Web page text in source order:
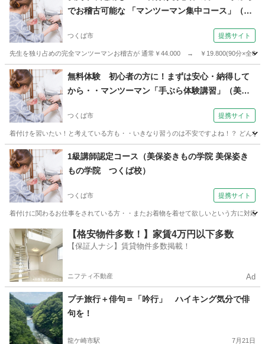
でお稽古可能な 「マンツーマン集中コース」（美
つくば市 提携サイト
先生を独り占めの完全マンツーマンお稽古が 通常￥44.000 → ￥19.800(90分×全8回)
茨城 つくば市 着付け
無料体験 初心者の方に！まずは安心・納得して
から・・マンツーマン「手ぶら体験講習」（美保
つくば市 提携サイト
着付けを習いたい！と考えている方も・・いきなり習うのは不安ですよね！？ どん
茨城 つくば市 着付け
1級講師認定コース（美保姿きもの学院 美保姿き
もの学院 つくば校）
つくば市 提携サイト
着付けに関わるお仕事をされている方・・またお着物を着せて欲しいという方に対応
茨城 つくば市 着付け
【格安物件多数！】家賃4万円以下多数
【保証人ナシ】賃貸物件多数掲載！
ニフティ不動産 Ad
プチ旅行＋俳句＝「吟行」 ハイキング気分で俳
句を！
龍ケ崎市駅 7月21日